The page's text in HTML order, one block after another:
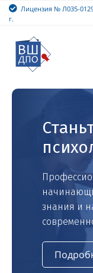
Лицензия № Л035-
г.
знания и